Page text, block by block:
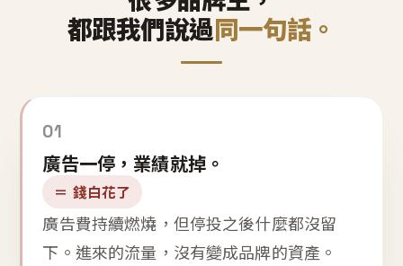
都跟我們說過同一句話。
01
廣告一停，業績就掉。
＝ 錢白花了
廣告費持續燃燒，但停投之後什麼都沒留
下。進來的流量，沒有變成品牌的資產。